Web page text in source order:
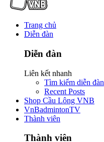
Trang chủ
Diễn đàn
Diễn đàn
Liên kết nhanh
Tìm kiếm diễn đàn
Recent Posts
Shop Cầu Lông VNB
VnBadmintonTV
Thành viên
Thành viên